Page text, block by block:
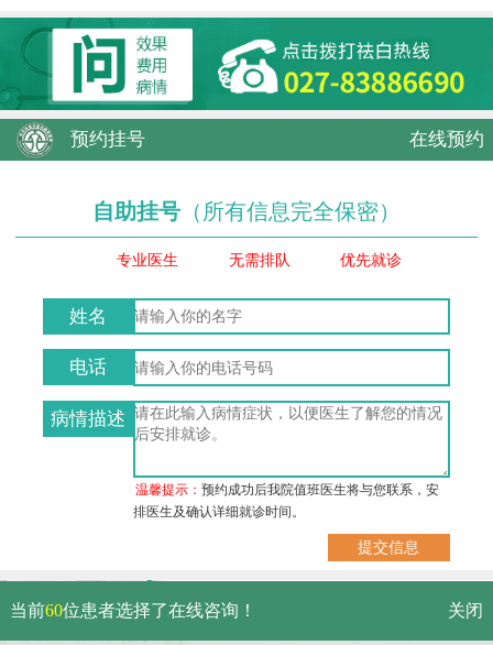
预约挂号 在线预约
自助挂号 （所有信息完全保密）
专业医生 无需排队 优先就诊
姓名
电话
病情描述
温馨提示：预约成功后我院值班医生将与您联系，安
排医生及确认详细就诊时间。
武汉市硚口区解放大道479号
当前60位患者选择了在线咨询！ 关闭